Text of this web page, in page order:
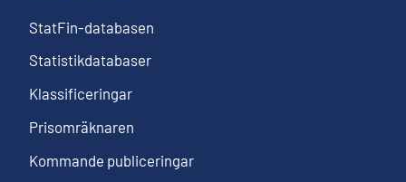
StatFin-databasen
Statistikdatabaser
Klassificeringar
Prisomräknaren
Kommande publiceringar